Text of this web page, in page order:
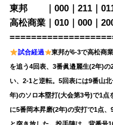
東邦 ｜000｜211｜
高松商業｜010｜000｜
試合経過
東邦が6-3で高松商
を追う4回表、3番眞邉麗生(2年)
い、2-1と逆転。5回表には9番山
年)のソロ本塁打(大会第3号)で1点
に5番岡本昇磨(2年)の安打で1点